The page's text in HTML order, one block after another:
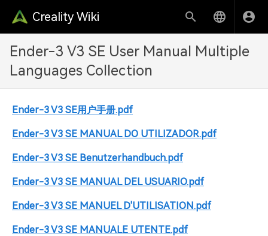
Creality Wiki
Ender-3 V3 SE User Manual Multiple
Languages Collection
Ender-3 V3 SE用户手册.pdf
Ender-3 V3 SE MANUAL DO UTILIZADOR.pdf
Ender-3 V3 SE Benutzerhandbuch.pdf
Ender-3 V3 SE MANUAL DEL USUARIO.pdf
Ender-3 V3 SE MANUEL D'UTILISATION.pdf
Ender-3 V3 SE MANUALE UTENTE.pdf